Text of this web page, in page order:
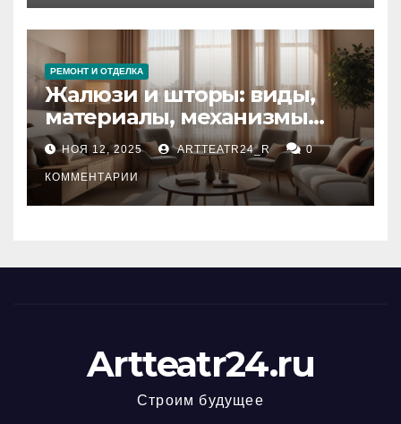
РЕМОНТ И ОТДЕЛКА
Жалюзи и шторы: виды,
материалы, механизмы
управления и уход
НОЯ 12, 2025 ARTTEATR24_R 0
КОММЕНТАРИИ
Artteatr24.ru
Строим будущее